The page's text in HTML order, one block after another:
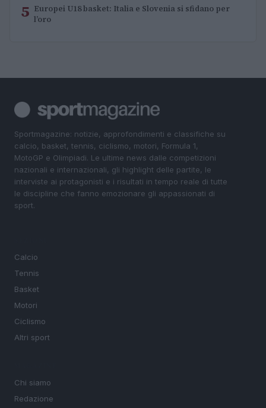
5 Europei U18 basket: Italia e Slovenia si sfidano per
l’oro
Sportmagazine: notizie, approfondimenti e classifiche su
calcio, basket, tennis, ciclismo, motori, Formula 1,
MotoGP e Olimpiadi. Le ultime news dalle competizioni
nazionali e internazionali, gli highlight delle partite, le
interviste ai protagonisti e i risultati in tempo reale di tutte
le discipline che fanno emozionare gli appassionati di
sport.
Calcio
Tennis
Basket
Motori
Ciclismo
Altri sport
Chi siamo
Redazione